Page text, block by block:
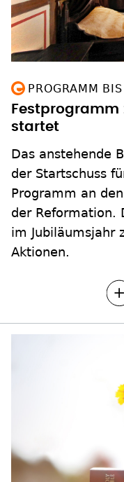
PROGRAMM
startet
Das anstehende
der Startschuss
Programm an
der Reformation.
im Jubiläumsjahr
Aktionen.